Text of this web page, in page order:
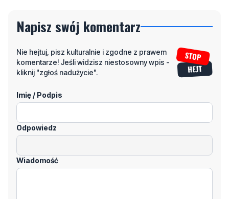
komentarze! Jeśli widzisz niestosowny wpis -
kliknij "zgłoś nadużycie".
Imię / Podpis
Odpowiedz
Wiadomość